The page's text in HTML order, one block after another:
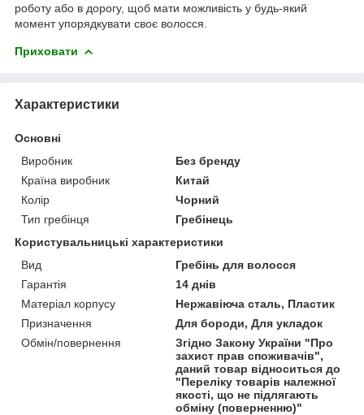
роботу або в дорогу, щоб мати можливість у будь-який
момент упорядкувати своє волосся.
Приховати
Характеристики
Основні
Виробник
Без бренду
Країна виробник
Китай
Колір
Чорний
Тип гребінця
Гребінець
Користувальницькі характеристики
Вид
Гребінь для волосся
Гарантія
14 днів
Матеріал корпусу
Нержавіюча сталь, Пластик
Призначення
Для бороди, Для укладок
Обмін/повернення
Згідно Закону України "Про
захист прав споживачів",
даний товар відноситься до
"Переліку товарів належної
якості, що не підлягають
обміну (поверненню)"